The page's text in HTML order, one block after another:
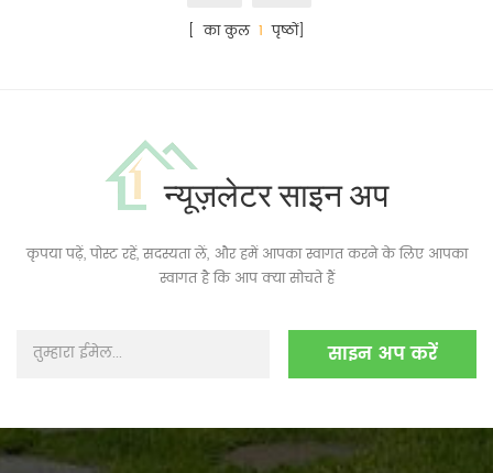
[ का कुल 1 पृष्ठों]
न्यूज़लेटर साइन अप
कृपया पढ़ें, पोस्ट रहें, सदस्यता लें, और हमें आपका स्वागत करने के लिए आपका
स्वागत है कि आप क्या सोचते हैं